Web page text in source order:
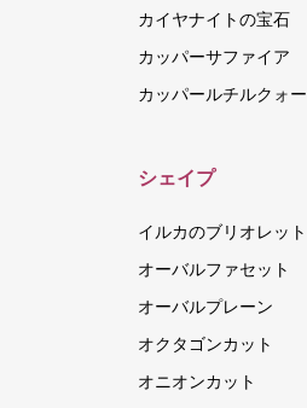
カイヤナイトの宝石
カッパーサファイア
カッパールチルクォー
ット
カルセドニーの宝石
ライト
グリーンアパタイト
グリーンアメジスト
グリーンオニキス
シェイプ
イルカのブリオレット
オーバルファセット
オーバルプレーン
オクタゴンカット
オニオンカット